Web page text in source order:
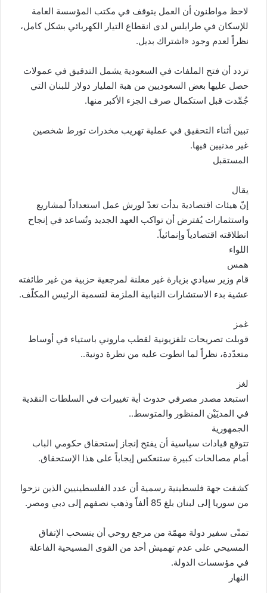
لاحظ مواطنون أن العمل يتوقف في مكتب المؤسسة العامة
للإسكان في طرابلس لدى انقطاع التيار الكهربائي بشكل كامل،
نظراً لعدم وجود «اشتراك بديل.
تردد أن فتح الملفات في السعودية يشمل التدقيق في عمولات
حصل عليها بعض السعوديين من هبة المليار دولار للبنان التي
جُمِّدت قبل استكمال صرف الجزء الأكبر منها.
تبين أثناء التحقيق في عملية تهريب مخدرات تورط شخصين
غير مدنيين فيها.
المستقبل
يقال
إنّ هيئات اقتصادية بدأت تعدّ لورش عمل استعداداً لمشاريع
واستثمارات يُفترض أن تواكب العهد الجديد وتُساعد في إنجاح
انطلاقته اقتصادياً وإنمائياً.
اللواء
همس
قام وزير سيادي بزيارة غير معلنة لمرجعية حزبية من غير طائفته
عشية بدء الاستشارات النيابية الملزمة لتسمية الرئيس المكلّف.
غمز
قوبلت تصريحات تلفزيونية لقطب ماروني باستياء في أوساط
متعدّدة، نظراً لما انطوت عليه من نظرة دونية..
لغز
استبعد مصدر مصرفي حدوث أية تغييرات في السلطات النقدية
في المديَيْن المنظور والمتوسط..
الجمهورية
تتوقع قيادات سياسية أن يفتح إنجاز إستحقاق حكومي الباب
أمام مصالحات كبيرة ستنعكس إيجاباً على هذا الإستحقاق.
كشفت جهة فلسطينية رسمية أن عدد الفلسطينيين الذين نزحوا
من سوريا إلى لبنان بلغ 85 ألفاً وذهب نصفهم إلى دبي ومصر.
تمنّى سفير دولة مهمّة من مرجع روحي أن ينسحب الإتفاق
المسيحي على عدم تهميش أحد من القوى المسيحية الفاعلة
في مؤسسات الدولة.
النهار